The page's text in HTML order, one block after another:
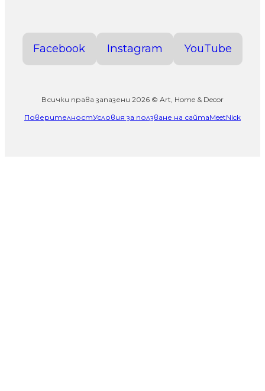
Facebook Instagram YouTube
Всички права запазени 2026 © Art, Home & Decor
ПоверителностУсловия за ползване на сайтаMeetNick